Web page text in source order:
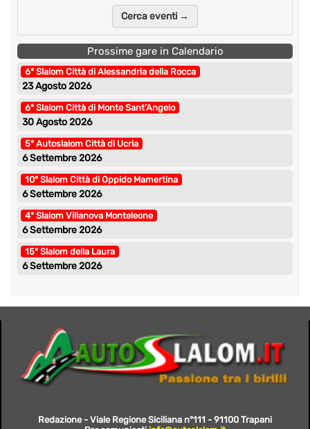
Cerca eventi →
Prossime gare in Calendario
6° Slalom Città di Alessandria della Rocca
23 Agosto 2026
6° Slalom Città di Monte Sant’Angelo
30 Agosto 2026
5° Autoslalom Città di Ucria
6 Settembre 2026
10° Slalom Città di Oppido Mamertina
6 Settembre 2026
4° Slalom Villanova Monteleone
6 Settembre 2026
15° Slalom della Laura
6 Settembre 2026
Redazione - Viale Regione Siciliana n°111 - 91100 Trapani